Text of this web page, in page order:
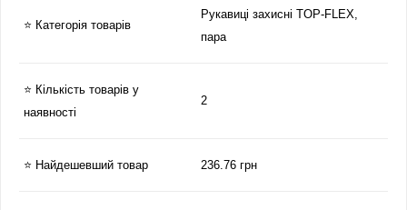
⭐ Категорія товарів
Рукавиці захисні TOP-FLEX,
пара
⭐ Кількість товарів у
наявності
2
⭐ Найдешевший товар 236.76 грн